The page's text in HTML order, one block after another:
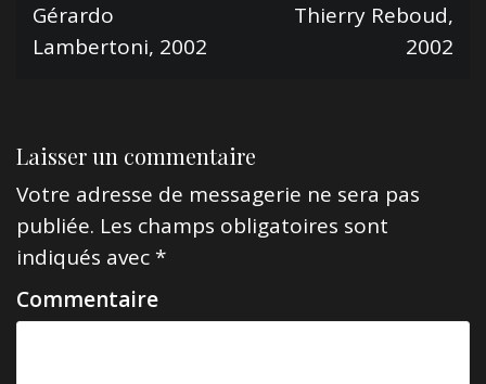
N
g
a
t
i
o
Gérardo
Lambertoni, 2002
Thierry Reboud,
2002
Laisser un commentaire
Votre adresse de messagerie ne sera pas
publiée. Les champs obligatoires sont
indiqués avec *
Commentaire